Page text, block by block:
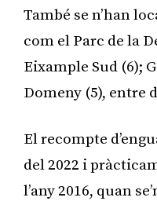
També se n’han
com el Parc de la
Eixample Sud (6);
Domeny (5), entre
El recompte
del 2022 i
l’any 2016, quan